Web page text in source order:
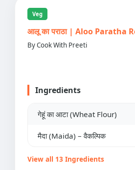
Veg
आलू का पराठा | Aloo Paratha
By Cook With Preeti
Ingredients
गेहूं का आटा (Wheat Flour)
मैदा (Maida) – वैकल्पिक
View all 13 Ingredients